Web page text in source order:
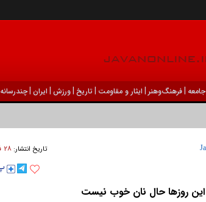
جامعه |فرهنگ‌و‌هنر | ایثار و مقاومت |تاریخ |ورزش | ايران |
تاریخ انتشار:۲۸ فروردين ۱۴۰۴ - ۰۰:۰۰
این روز‌ها حال نان خوب نیست